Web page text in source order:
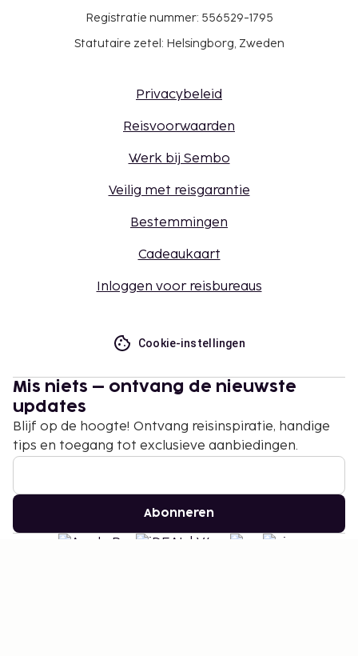
Registratie nummer: 556529-1795
Statutaire zetel: Helsingborg, Zweden
Privacybeleid
Reisvoorwaarden
Werk bij Sembo
Veilig met reisgarantie
Bestemmingen
Cadeaukaart
Inloggen voor reisbureaus
Cookie-instellingen
Mis niets – ontvang de nieuwste
updates
Blijf op de hoogte! Ontvang reisinspiratie, handige
tips en toegang tot exclusieve aanbiedingen.
Abonneren